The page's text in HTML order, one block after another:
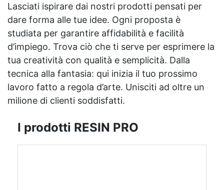
Lasciati ispirare dai nostri prodotti pensati per
dare forma alle tue idee. Ogni proposta è
studiata per garantire affidabilità e facilità
d’impiego. Trova ciò che ti serve per esprimere la
tua creatività con qualità e semplicità. Dalla
tecnica alla fantasia: qui inizia il tuo prossimo
lavoro fatto a regola d’arte. Unisciti ad oltre un
milione di clienti soddisfatti.
I prodotti RESIN PRO